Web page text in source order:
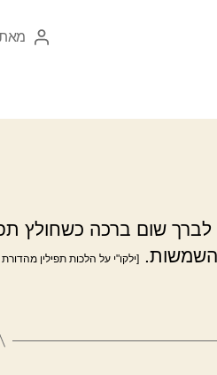
לברך שום ברכה כשחולץ
השמשות.
[ילקו"י על הלכות תפילין